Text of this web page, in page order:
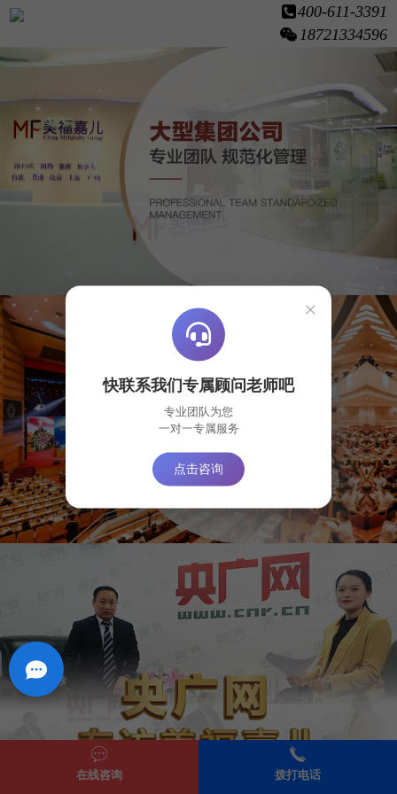
400-611-3391
18721334596
在线咨询 拨打电话
×
快联系我们专属顾问老师吧
专业团队为您
一对一专属服务
点击咨询